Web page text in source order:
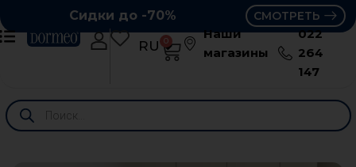
Сидки до -70% СМОТРЕТЬ
RU
RO
0
Наши
магазины
022
264
147